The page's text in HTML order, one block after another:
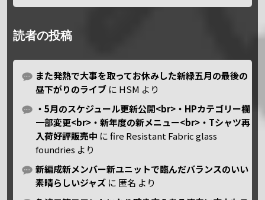
読者の投稿
また発熱で大事を取ってお休みした新緑五月の最後の
昼下がりのライブ に HSM より
・5月のスケジュール更新公開<br>・HPカテゴリー欄
一部変更<br>・新年度の新メニュー<br>・Tシャツ再
入荷好評販売中 にfire Resistant Fabric glass
foundries より
新編成新メンバー新ユニットで臨んだバランスのいい
素晴らしいジャズ に 匿名 より